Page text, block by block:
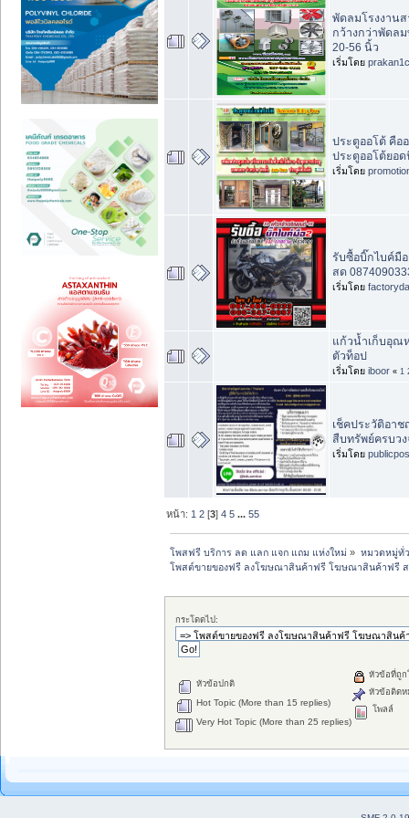
พัดลมโรงงาน
กว้างกว่าพัดล
20-56 นิ้ว
เริ่มโดย prakan1c
ประตูออโต้ คือ
ประตูออโต้ยอ
เริ่มโดย
รับซื้อบิ๊กไบค์มื
สด
เริ่มโดย
แก้วน้ำเก็บอุณ
ตัวท็อป
เริ่มโดย iboor « 1
เช็คประวัติอา
สืบทรัพย์ครบวง
เริ่มโดย
หน้า: 1 2 [3]4 5 ...55
โพสฟรี บริการ ลด แลก แจก แถม แห่งใหม่ » หมวดหมู่ทั่
โพสต์ขายของฟรี ลงโฆษณาสินค้าฟรี โฆษณาสินค้าฟรี ส
กระโดดไป:
หัวข้อปกติ
Hot Topic (More than 15 replies)
Very Hot Topic (More than 25 replies)
หัวข้อที่ถู
หัวข้อติดห
โพลล์